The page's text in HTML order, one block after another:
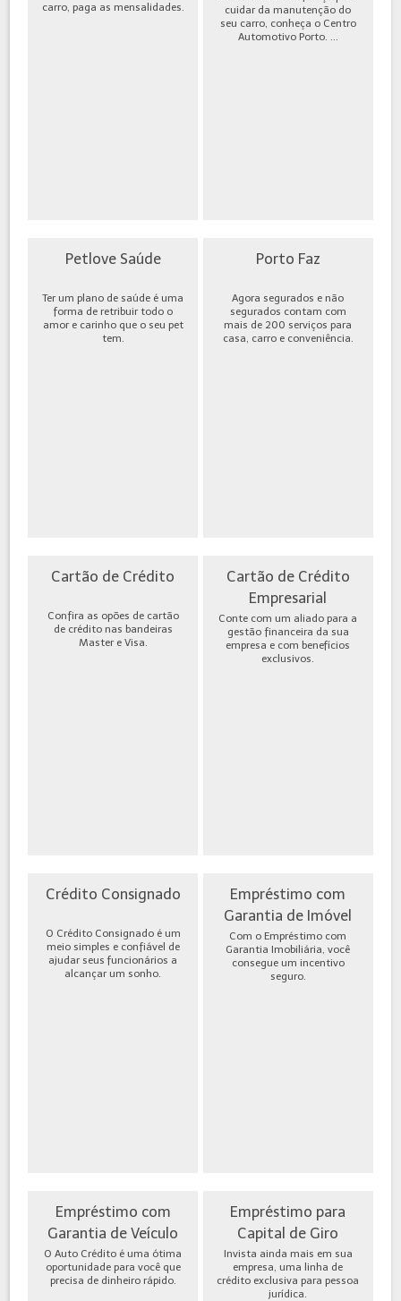
carro, paga as mensalidades.
cuidar da manutenção do
seu carro, conheça o Centro
Automotivo Porto. ...
Petlove Saúde
Ter um plano de saúde é uma
forma de retribuir todo o
amor e carinho que o seu pet
tem.
Porto Faz
Agora segurados e não
segurados contam com
mais de 200 serviços para
casa, carro e conveniência.
Cartão de Crédito
Confira as opões de cartão
de crédito nas bandeiras
Master e Visa.
Cartão de Crédito
Empresarial
Conte com um aliado para a
gestão financeira da sua
empresa e com benefícios
exclusivos.
Crédito Consignado
O Crédito Consignado é um
meio simples e confiável de
ajudar seus funcionários a
alcançar um sonho.
Empréstimo com
Garantia de Imóvel
Com o Empréstimo com
Garantia Imobiliária, você
consegue um incentivo
seguro.
Empréstimo com
Garantia de Veículo
O Auto Crédito é uma ótima
oportunidade para você que
precisa de dinheiro rápido.
Empréstimo para
Capital de Giro
Invista ainda mais em sua
empresa, uma linha de
crédito exclusiva para pessoa
jurídica.